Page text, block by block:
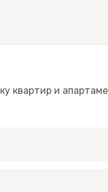
квартир и